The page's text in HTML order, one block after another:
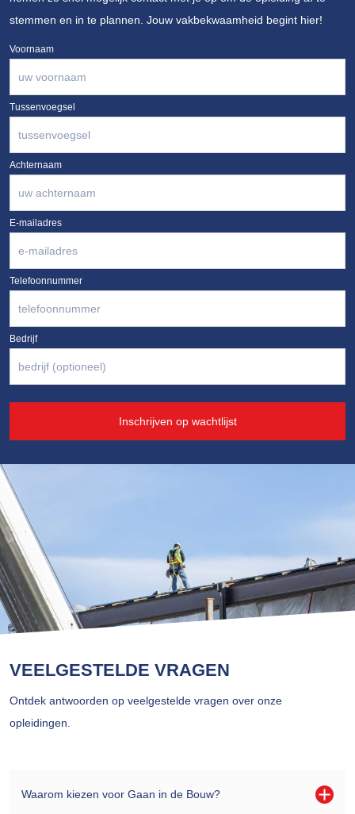
stemmen en in te plannen. Jouw vakbekwaamheid begint hier!
Voornaam
Tussenvoegsel
Achternaam
E-mailadres
Telefoonnummer
Bedrijf
Inschrijven op wachtlijst
VEELGESTELDE VRAGEN
Ontdek antwoorden op veelgestelde vragen over onze
opleidingen.
Waarom kiezen voor Gaan in de Bouw?